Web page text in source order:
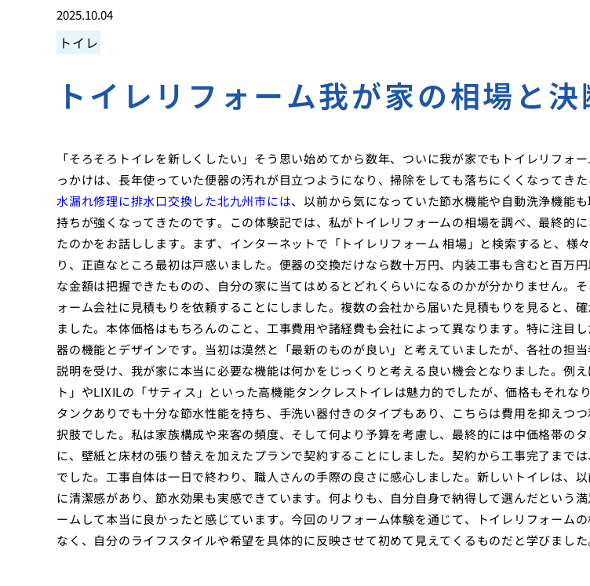
2025.10.04
トイレ
トイレリフォーム我が家の相場と決
「そろそろトイレを新しくしたい」そう思い始めてから数年、ついに我が家でもトイレリフォ
っかけは、長年使っていた便器の汚れが目立つようになり、掃除をしても落ちにくくなってきた
水漏れ修理に排水口交換した北九州市には、以前から気になっていた節水機能や自動洗浄機能
持ちが強くなってきたのです。この体験記では、私がトイレリフォームの相場を調べ、最終的
たのかをお話しします。まず、インターネットで「トイレリフォーム 相場」と検索すると、様
り、正直なところ最初は戸惑いました。便器の交換だけなら数十万円、内装工事も含むと百万
な金額は把握できたものの、自分の家に当てはめるとどれくらいになるのかが分かりません。
ォーム会社に見積もりを依頼することにしました。複数の会社から届いた見積もりを見ると、
ました。本体価格はもちろんのこと、工事費用や諸経費も会社によって異なります。特に注目
器の機能とデザインです。当初は漠然と「最新のものが良い」と考えていましたが、各社の担
説明を受け、我が家に本当に必要な機能は何かをじっくりと考える良い機会となりました。例
ト」やLIXILの「サティス」といった高機能タンクレストイレは魅力的でしたが、価格もそれな
タンクありでも十分な節水性能を持ち、手洗い器付きのタイプもあり、こちらは費用を抑えつ
択肢でした。私は家族構成や来客の頻度、そして何より予算を考慮し、最終的には中価格帯の
に、壁紙と床材の張り替えを加えたプランで契約することにしました。契約から工事完了まで
でした。工事自体は一日で終わり、職人さんの手際の良さに感心しました。新しいトイレは、
に清潔感があり、節水効果も実感できています。何よりも、自分自身で納得して選んだという
ームして本当に良かったと感じています。今回のリフォーム体験を通じて、トイレリフォーム
なく、自分のライフスタイルや希望を具体的に反映させて初めて見えてくるものだと学びました